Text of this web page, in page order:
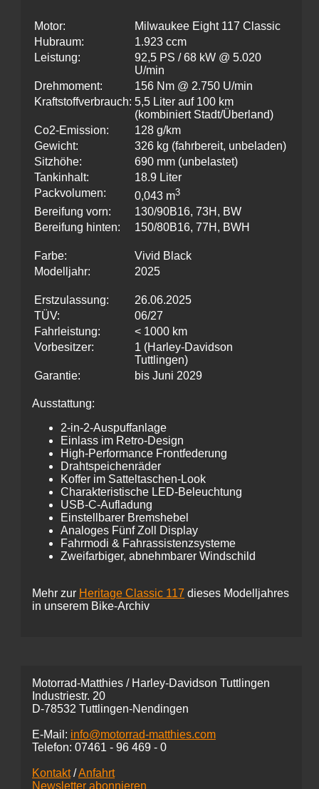
Motor:
Milwaukee Eight 117 Classic
Hubraum:
1.923 ccm
Leistung:
92,5 PS / 68 kW @ 5.020
U/min
Drehmoment:
156 Nm @ 2.750 U/min
Kraftstoffverbrauch: 5,5 Liter auf 100 km
(kombiniert Stadt/Überland)
Co2-Emission:
128 g/km
Gewicht:
326 kg (fahrbereit, unbeladen)
Sitzhöhe:
690 mm (unbelastet)
Tankinhalt:
18.9 Liter
Packvolumen:
0,043 m3
Bereifung vorn:
130/90B16, 73H, BW
Bereifung hinten:
150/80B16, 77H, BWH
Farbe:
Vivid Black
Modelljahr:
2025
Erstzulassung:
26.06.2025
TÜV:
06/27
Fahrleistung:
< 1000 km
Vorbesitzer:
1 (Harley-Davidson
Tuttlingen)
Garantie:
bis Juni 2029
Ausstattung:
2-in-2-Auspuffanlage
Einlass im Retro-Design
High-Performance Frontfederung
Drahtspeichenräder
Koffer im Satteltaschen-Look
Charakteristische LED-Beleuchtung
USB-C-Aufladung
Einstellbarer Bremshebel
Analoges Fünf Zoll Display
Fahrmodi & Fahrassistenzsysteme
Zweifarbiger, abnehmbarer Windschild
Mehr zur Heritage Classic 117 dieses Modelljahres
in unserem Bike-Archiv
Motorrad-Matthies / Harley-Davidson Tuttlingen
Industriestr. 20
D-78532 Tuttlingen-Nendingen
E-Mail: info@motorrad-matthies.com
Telefon: 07461 - 96 469 - 0
Kontakt/Anfahrt
Newsletter abonnieren